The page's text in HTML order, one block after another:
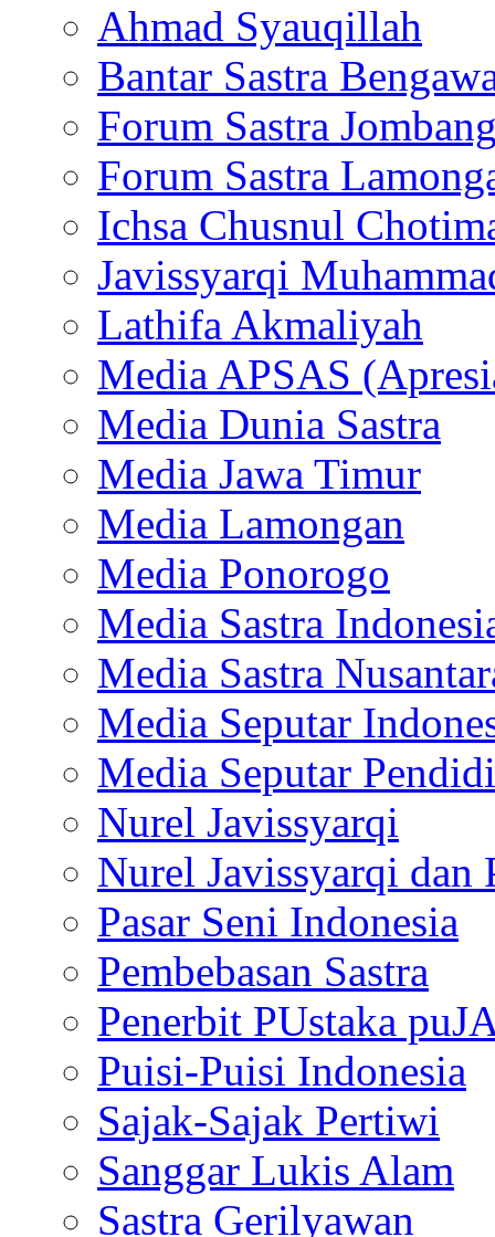
Ahmad Syauqillah
Bantar Sastra
Forum Sastra
Forum Sastra
Ichsa Chusnul
Javissyarqi
Lathifa Akmaliyah
Media APSAS
Media Dunia Sastra
Media Jawa Timur
Media Lamongan
Media Ponorogo
Media Sastra
Media Sastra
Media Seputar
Media Seputar
Nurel Javissyarqi
Nurel Javissyarqi dan
Pasar Seni Indonesia
Pembebasan Sastra
Penerbit PUstaka
Puisi-Puisi Indonesia
Sajak-Sajak Pertiwi
Sanggar Lukis Alam
Sastra Gerilyawan